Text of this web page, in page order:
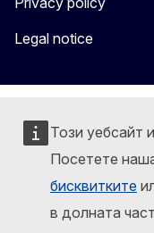
Този уебсайт
Посетете
бисквитките
в долната
Legal notice